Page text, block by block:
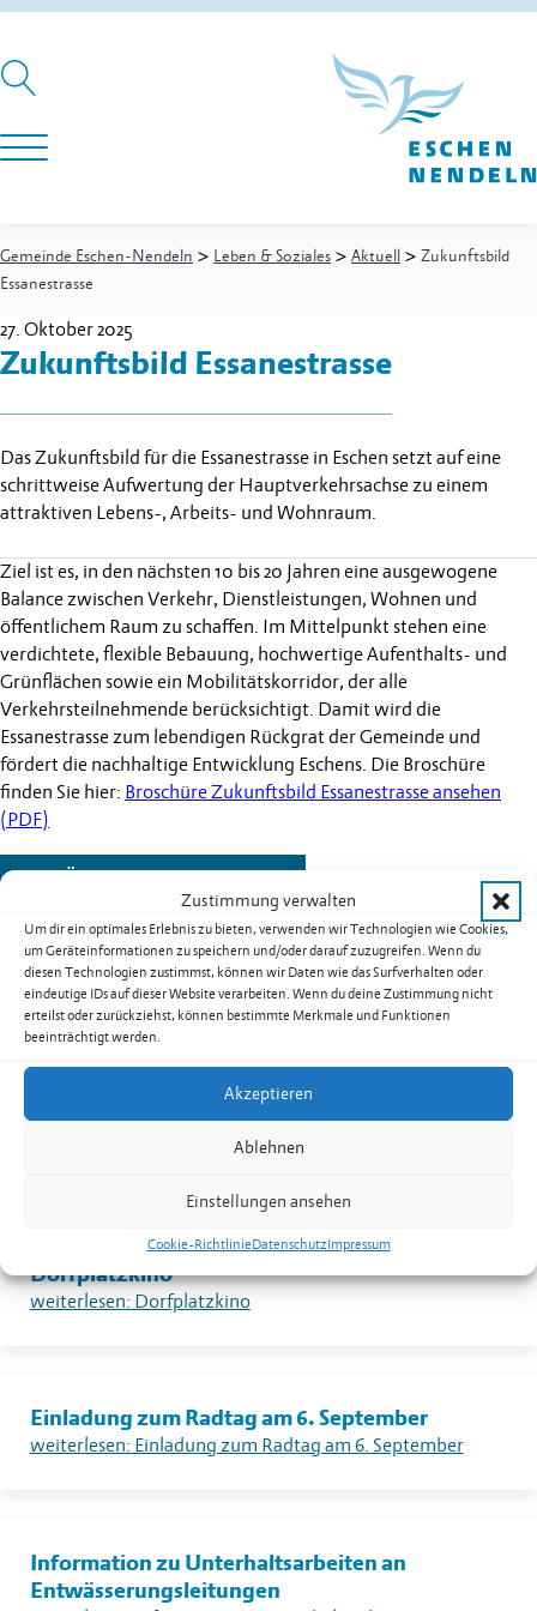
Zustimmung verwalten
Um dir ein optimales Erlebnis zu bieten, verwenden wir Technologien wie Cookies,
um Geräteinformationen zu speichern und/oder darauf zuzugreifen. Wenn du
diesen Technologien zustimmst, können wir Daten wie das Surfverhalten oder
eindeutige IDs auf dieser Website verarbeiten. Wenn du deine Zustimmung nicht
erteilst oder zurückziehst, können bestimmte Merkmale und Funktionen
beeinträchtigt werden.
Akzeptieren
Ablehnen
Einstellungen ansehen
Cookie-RichtlinieDatenschutzImpressum
Gemeinde Eschen-Nendeln > Leben & Soziales > Aktuell > Zukunftsbild
Essanestrasse
27. Oktober 2025
Zukunftsbild Essanestrasse
Das Zukunftsbild für die Essanestrasse in Eschen setzt auf eine
schrittweise Aufwertung der Hauptverkehrsachse zu einem
attraktiven Lebens-, Arbeits- und Wohnraum.
Ziel ist es, in den nächsten 10 bis 20 Jahren eine ausgewogene
Balance zwischen Verkehr, Dienstleistungen, Wohnen und
öffentlichem Raum zu schaffen. Im Mittelpunkt stehen eine
verdichtete, flexible Bebauung, hochwertige Aufenthalts- und
Grünflächen sowie ein Mobilitätskorridor, der alle
Verkehrsteilnehmende berücksichtigt. Damit wird die
Essanestrasse zum lebendigen Rückgrat der Gemeinde und
fördert die nachhaltige Entwicklung Eschens. Die Broschüre
finden Sie hier: Broschüre Zukunftsbild Essanestrasse ansehen
(PDF)
Zur Übersicht der Meldungen
Weitere Schlagzeilen
Warnung vor sehr grosser Flur- und
Waldbrandgefahr – Erlass eines absoluten
Feuerverbotes im Freien in Liechtenstein
Dorfplatzkino
weiterlesen: Dorfplatzkino
Einladung zum Radtag am 6. September
weiterlesen: Einladung zum Radtag am 6. September
Information zu Unterhaltsarbeiten an
Entwässerungsleitungen